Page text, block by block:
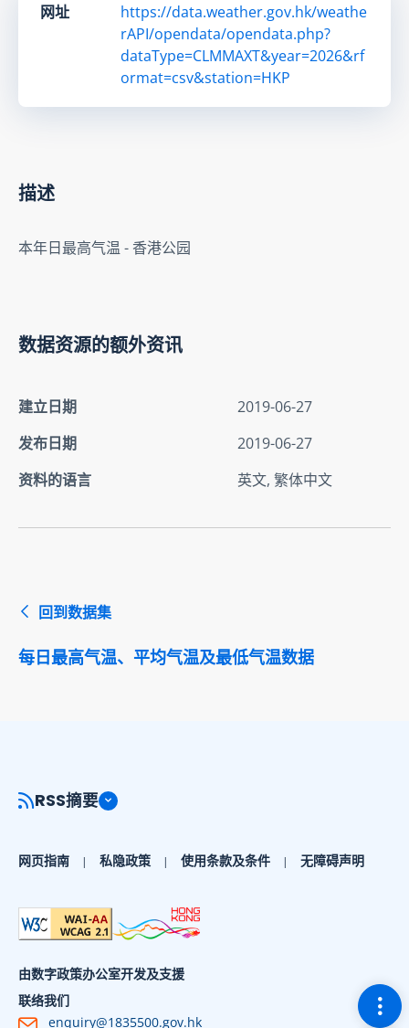
网址
https://data.weather.gov.hk/weathe
rAPI/opendata/opendata.php?
dataType=CLMMAXT&year=2026&rf
ormat=csv&station=HKP
描述
本年日最高气温 - 香港公园
数据资源的额外资讯
建立日期
2019-06-27
发布日期
2019-06-27
资料的语言
英文, 繁体中文
回到数据集
每日最高气温、平均气温及最低气温数据
切
RSS摘要
网页指南 私隐政策 使用条款及条件 无障碍声明
由数字政策办公室开发及支援
联络我们
enquiry@1835500.gov.hk